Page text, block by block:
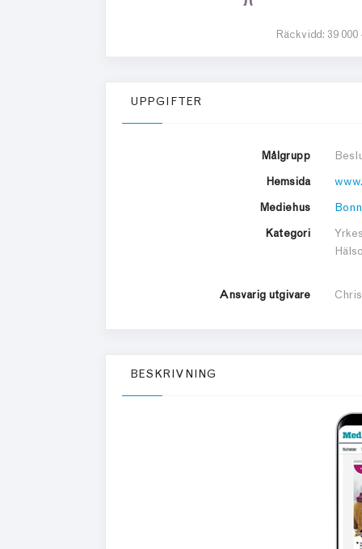
Räckvidd: 39
UPPGIFTER
Målgrupp
Hemsida
Mediehus
Kategori
Ansvarig utgivare
BESKRIVNING